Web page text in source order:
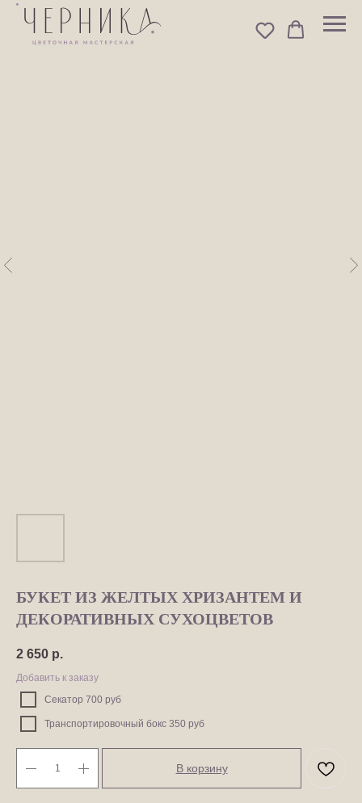
БУКЕТ ИЗ ЖЕЛТЫХ ХРИЗАНТЕМ И
ДЕКОРАТИВНЫХ СУХОЦВЕТОВ
2 650 р.
Добавить к заказу
Секатор 700 руб
Транспортировочный бокс 350 руб
В корзину